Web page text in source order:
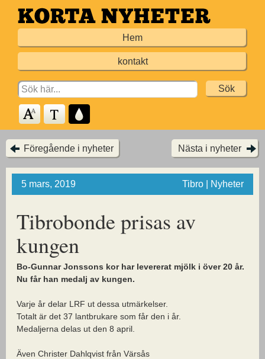
Hoppa
till
Hem
kontakt
Search
for:
Föregående i nyheter Nästa i nyheter
5 mars, 2019 Tibro | Nyheter
Tibrobonde prisas av
kungen
Bo-Gunnar Jonssons kor har levererat mjölk i över 20 år.
Nu får han medalj av kungen.
Varje år delar LRF ut dessa utmärkelser.
Totalt är det 37 lantbrukare som får den i år.
Medaljerna delas ut den 8 april.
Även Christer Dahlqvist från Värsås